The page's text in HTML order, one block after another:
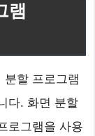
램
분할 프로그램
다. 화면 분할
로그램을 사용